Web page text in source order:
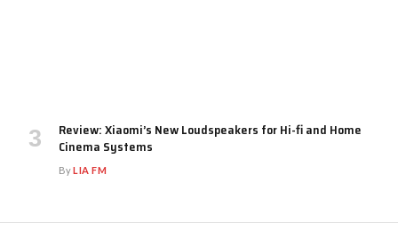
Review: Xiaomi’s New Loudspeakers for Hi-fi and Home
Cinema Systems
ByLIA FM